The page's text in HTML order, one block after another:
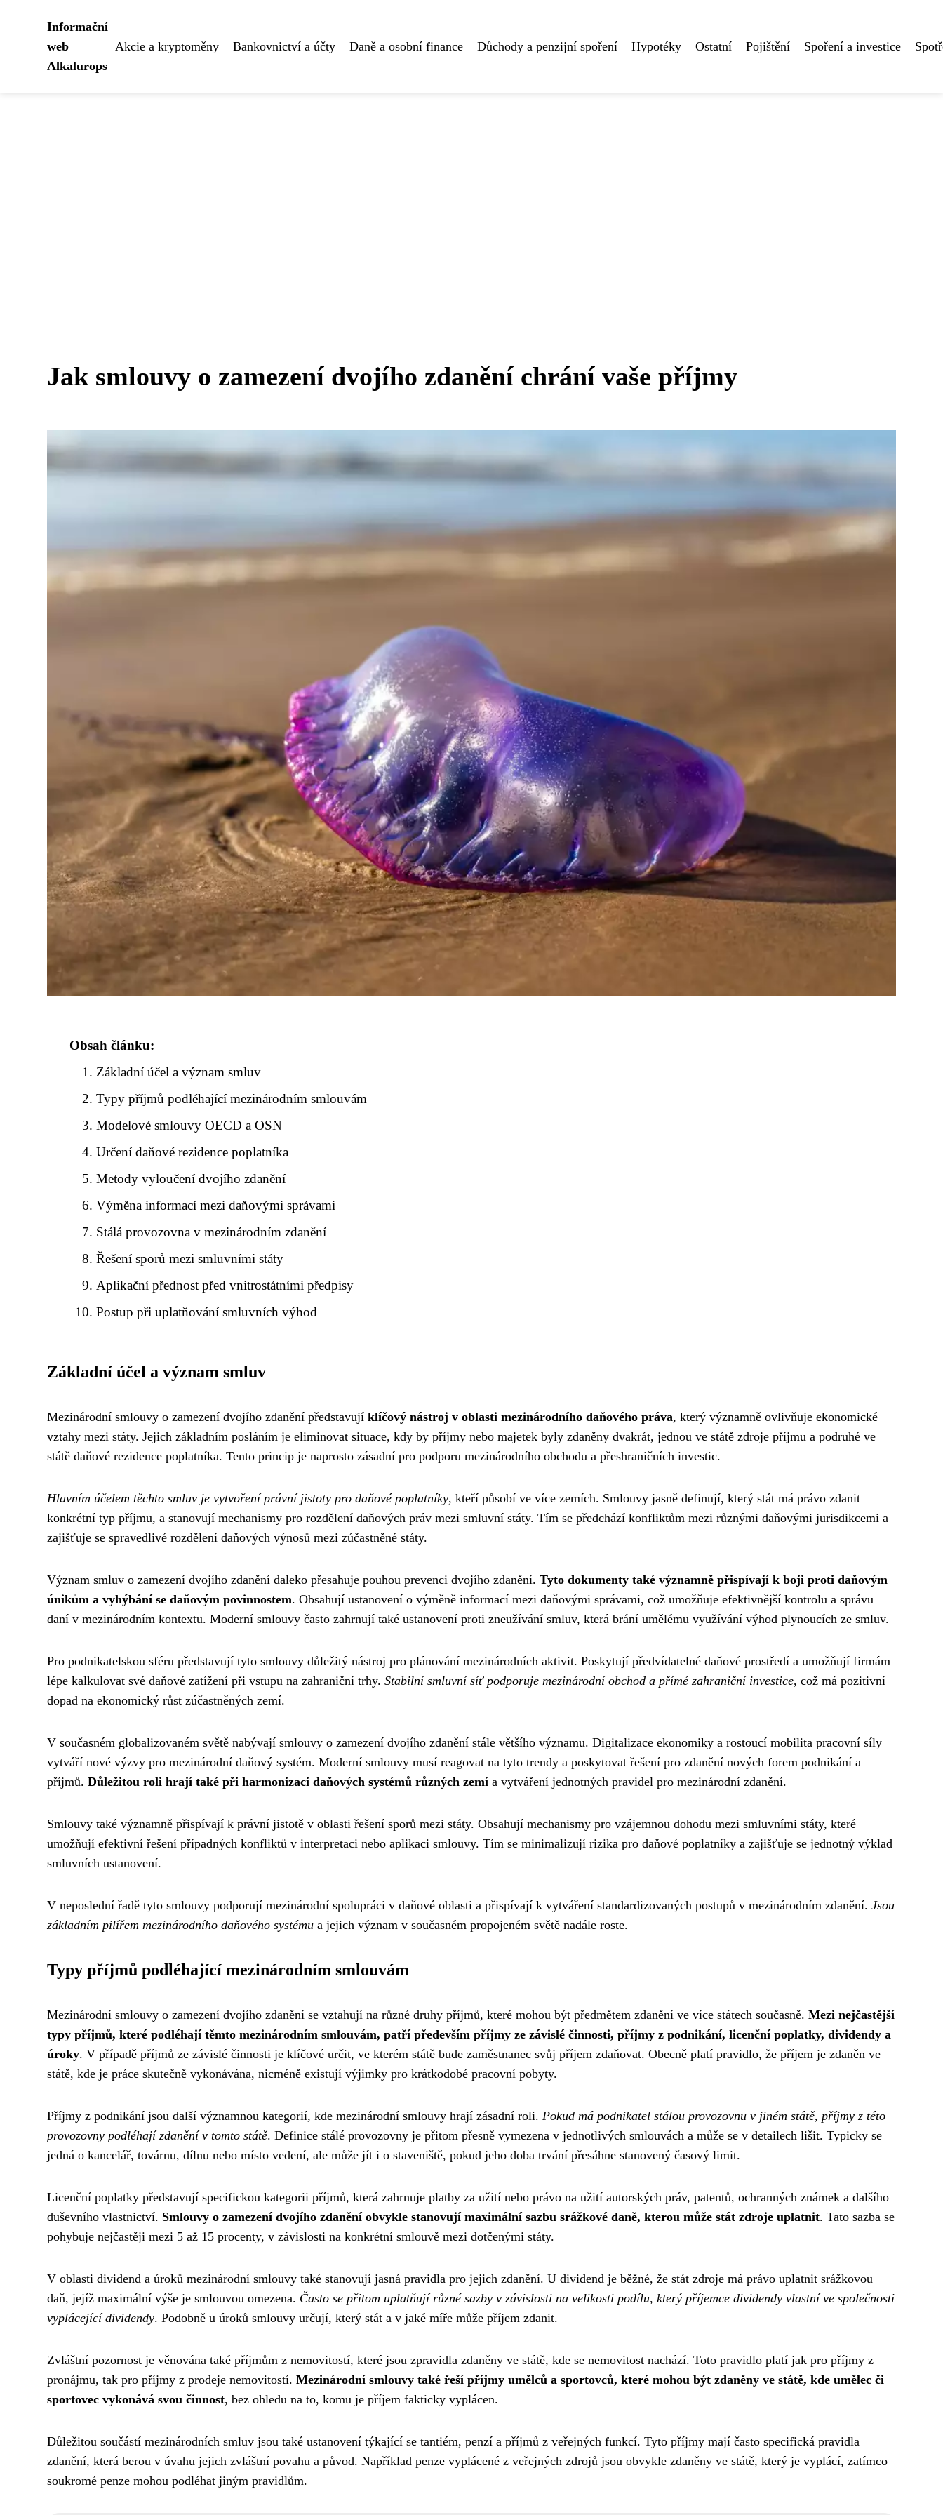
Informační
web
Alkalurops
Akcie a kryptoměny Bankovnictví a účty Daně a osobní finance Důchody a penzijní spoření Hypotéky Ostatní Pojištění Spoření a investice
Jak smlouvy o zamezení dvojího zdanění chrání vaše příjmy
Obsah článku:
Základní účel a význam smluv
Typy příjmů podléhající mezinárodním smlouvám
Modelové smlouvy OECD a OSN
Určení daňové rezidence poplatníka
Metody vyloučení dvojího zdanění
Výměna informací mezi daňovými správami
Stálá provozovna v mezinárodním zdanění
Řešení sporů mezi smluvními státy
Aplikační přednost před vnitrostátními předpisy
Postup při uplatňování smluvních výhod
Základní účel a význam smluv
Mezinárodní smlouvy o zamezení dvojího zdanění představují klíčový nástroj v oblasti mezinárodního daňového práva, který významně ovlivňuje ekonomické
vztahy mezi státy. Jejich základním posláním je eliminovat situace, kdy by příjmy nebo majetek byly zdaněny dvakrát, jednou ve státě zdroje příjmu a podruhé ve
státě daňové rezidence poplatníka. Tento princip je naprosto zásadní pro podporu mezinárodního obchodu a přeshraničních investic.
Hlavním účelem těchto smluv je vytvoření právní jistoty pro daňové poplatníky, kteří působí ve více zemích. Smlouvy jasně definují, který stát má právo zdanit
konkrétní typ příjmu, a stanovují mechanismy pro rozdělení daňových práv mezi smluvní státy. Tím se předchází konfliktům mezi různými daňovými jurisdikcemi a
zajišťuje se spravedlivé rozdělení daňových výnosů mezi zúčastněné státy.
Význam smluv o zamezení dvojího zdanění daleko přesahuje pouhou prevenci dvojího zdanění. Tyto dokumenty také významně přispívají k boji proti daňovým
únikům a vyhýbání se daňovým povinnostem. Obsahují ustanovení o výměně informací mezi daňovými správami, což umožňuje efektivnější kontrolu a správu
daní v mezinárodním kontextu. Moderní smlouvy často zahrnují také ustanovení proti zneužívání smluv, která brání umělému využívání výhod plynoucích ze smluv.
Pro podnikatelskou sféru představují tyto smlouvy důležitý nástroj pro plánování mezinárodních aktivit. Poskytují předvídatelné daňové prostředí a umožňují firmám
lépe kalkulovat své daňové zatížení při vstupu na zahraniční trhy. Stabilní smluvní síť podporuje mezinárodní obchod a přímé zahraniční investice, což má pozitivní
dopad na ekonomický růst zúčastněných zemí.
V současném globalizovaném světě nabývají smlouvy o zamezení dvojího zdanění stále většího významu. Digitalizace ekonomiky a rostoucí mobilita pracovní síly
vytváří nové výzvy pro mezinárodní daňový systém. Moderní smlouvy musí reagovat na tyto trendy a poskytovat řešení pro zdanění nových forem podnikání a
příjmů. Důležitou roli hrají také při harmonizaci daňových systémů různých zemía vytváření jednotných pravidel pro mezinárodní zdanění.
Smlouvy také významně přispívají k právní jistotě v oblasti řešení sporů mezi státy. Obsahují mechanismy pro vzájemnou dohodu mezi smluvními státy, které
umožňují efektivní řešení případných konfliktů v interpretaci nebo aplikaci smlouvy. Tím se minimalizují rizika pro daňové poplatníky a zajišťuje se jednotný výklad
smluvních ustanovení.
V neposlední řadě tyto smlouvy podporují mezinárodní spolupráci v daňové oblasti a přispívají k vytváření standardizovaných postupů v mezinárodním zdanění. Jsou
základním pilířem mezinárodního daňového systému a jejich význam v současném propojeném světě nadále roste.
Typy příjmů podléhající mezinárodním smlouvám
Mezinárodní smlouvy o zamezení dvojího zdanění se vztahují na různé druhy příjmů, které mohou být předmětem zdanění ve více státech současně. Mezi nejčastější
typy příjmů, které podléhají těmto mezinárodním smlouvám, patří především příjmy ze závislé činnosti, příjmy z podnikání, licenční poplatky, dividendy a
úroky. V případě příjmů ze závislé činnosti je klíčové určit, ve kterém státě bude zaměstnanec svůj příjem zdaňovat. Obecně platí pravidlo, že příjem je zdaněn ve
státě, kde je práce skutečně vykonávána, nicméně existují výjimky pro krátkodobé pracovní pobyty.
Příjmy z podnikání jsou další významnou kategorií, kde mezinárodní smlouvy hrají zásadní roli. Pokud má podnikatel stálou provozovnu v jiném státě, příjmy z této
provozovny podléhají zdanění v tomto státě. Definice stálé provozovny je přitom přesně vymezena v jednotlivých smlouvách a může se v detailech lišit. Typicky se
jedná o kancelář, továrnu, dílnu nebo místo vedení, ale může jít i o staveniště, pokud jeho doba trvání přesáhne stanovený časový limit.
Licenční poplatky představují specifickou kategorii příjmů, která zahrnuje platby za užití nebo právo na užití autorských práv, patentů, ochranných známek a dalšího
duševního vlastnictví. Smlouvy o zamezení dvojího zdanění obvykle stanovují maximální sazbu srážkové daně, kterou může stát zdroje uplatnit. Tato sazba se
pohybuje nejčastěji mezi 5 až 15 procenty, v závislosti na konkrétní smlouvě mezi dotčenými státy.
V oblasti dividend a úroků mezinárodní smlouvy také stanovují jasná pravidla pro jejich zdanění. U dividend je běžné, že stát zdroje má právo uplatnit srážkovou
daň, jejíž maximální výše je smlouvou omezena. Často se přitom uplatňují různé sazby v závislosti na velikosti podílu, který příjemce dividendy vlastní ve společnosti
vyplácející dividendy. Podobně u úroků smlouvy určují, který stát a v jaké míře může příjem zdanit.
Zvláštní pozornost je věnována také příjmům z nemovitostí, které jsou zpravidla zdaněny ve státě, kde se nemovitost nachází. Toto pravidlo platí jak pro příjmy z
pronájmu, tak pro příjmy z prodeje nemovitostí. Mezinárodní smlouvy také řeší příjmy umělců a sportovců, které mohou být zdaněny ve státě, kde umělec či
sportovec vykonává svou činnost, bez ohledu na to, komu je příjem fakticky vyplácen.
Důležitou součástí mezinárodních smluv jsou také ustanovení týkající se tantiém, penzí a příjmů z veřejných funkcí. Tyto příjmy mají často specifická pravidla
zdanění, která berou v úvahu jejich zvláštní povahu a původ. Například penze vyplácené z veřejných zdrojů jsou obvykle zdaněny ve státě, který je vyplácí, zatímco
soukromé penze mohou podléhat jiným pravidlům.